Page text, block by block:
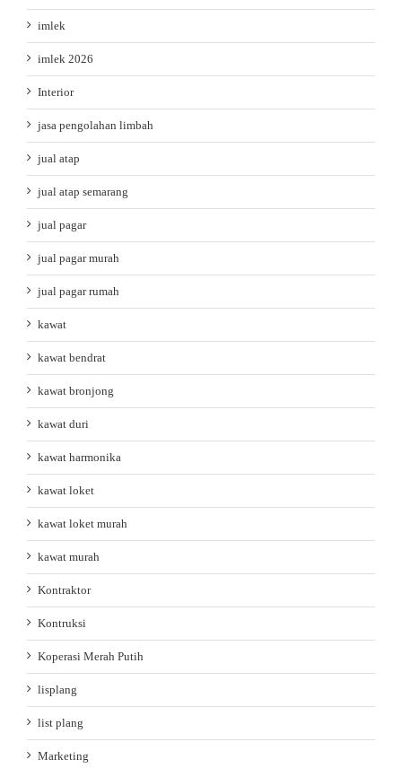
imlek
imlek 2026
Interior
jasa pengolahan limbah
jual atap
jual atap semarang
jual pagar
jual pagar murah
jual pagar rumah
kawat
kawat bendrat
kawat bronjong
kawat duri
kawat harmonika
kawat loket
kawat loket murah
kawat murah
Kontraktor
Kontruksi
Koperasi Merah Putih
lisplang
list plang
Marketing